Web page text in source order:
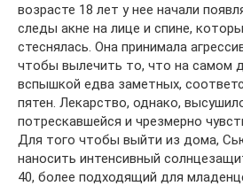
возрасте 18 лет у нее начали
следы акне на лице и спине,
стеснялась. Она принимала
чтобы вылечить то, что на самом
вспышкой едва заметных,
пятен. Лекарство, однако,
потрескавшейся и чрезмерно
Для того чтобы выйти из дома,
наносить интенсивный
40, более подходящий для